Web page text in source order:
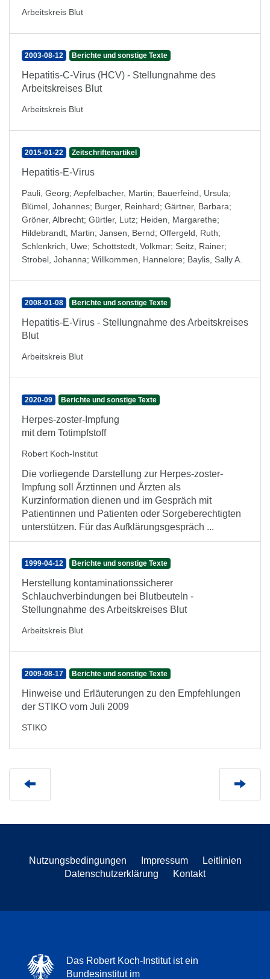
Arbeitskreis Blut
2003-08-12 Berichte und sonstige Texte
Hepatitis-C-Virus (HCV) - Stellungnahme des
Arbeitskreises Blut
Arbeitskreis Blut
2015-01-22 Zeitschriftenartikel
Hepatitis-E-Virus
Pauli, Georg; Aepfelbacher, Martin; Bauerfeind, Ursula;
Blümel, Johannes; Burger, Reinhard; Gärtner, Barbara;
Gröner, Albrecht; Gürtler, Lutz; Heiden, Margarethe;
Hildebrandt, Martin; Jansen, Bernd; Offergeld, Ruth;
Schlenkrich, Uwe; Schottstedt, Volkmar; Seitz, Rainer;
Strobel, Johanna; Willkommen, Hannelore; Baylis, Sally A.
2008-01-08 Berichte und sonstige Texte
Hepatitis-E-Virus - Stellungnahme des Arbeitskreises
Blut
Arbeitskreis Blut
2020-09 Berichte und sonstige Texte
Herpes-zoster-Impfung
mit dem Totimpfstoff
Robert Koch-Institut
Die vorliegende Darstellung zur Herpes-zoster-
Impfung soll Ärztinnen und Ärzten als
Kurzinformation dienen und im Gespräch mit
Patientinnen und Patienten oder Sorgeberechtigten
unterstützen. Für das Aufklärungsgespräch ...
1999-04-12 Berichte und sonstige Texte
Herstellung kontaminationssicherer
Schlauchverbindungen bei Blutbeuteln -
Stellungnahme des Arbeitskreises Blut
Arbeitskreis Blut
2009-08-17 Berichte und sonstige Texte
Hinweise und Erläuterungen zu den Empfehlungen
der STIKO vom Juli 2009
STIKO
Nutzungsbedingungen Impressum
Leitlinien
Datenschutzerklärung
Kontakt
Das Robert Koch-Institut ist ein
Bundesinstitut im